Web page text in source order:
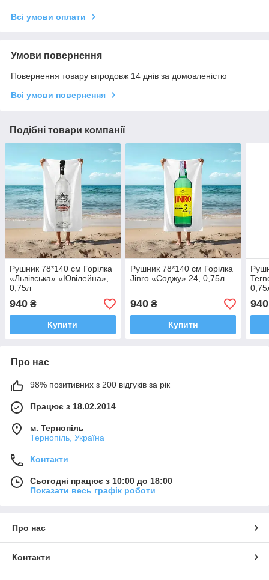
Всі умови оплати
Умови повернення
Повернення товару впродовж 14 днів за домовленістю
Всі умови повернення
Подібні товари компанії
Рушник 78*140 см Горілка
«Львівська» «Ювілейна»,
0,75л
940 ₴
Купити
Рушник 78*140 см Горілка
Jinro «Соджу» 24, 0,75л
940₴
Купити
940
Про нас
98% позитивних з 200 відгуків за рік
Працює з 18.02.2014
м. Тернопіль
Тернопіль, Україна
Контакти
Сьогодні працює з 10:00 до 18:00
Показати весь графік роботи
Про нас
Контакти